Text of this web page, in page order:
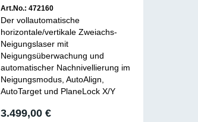
Art.No.: 472160
Der vollautomatische
horizontale/vertikale Zweiachs-
Neigungslaser mit
Neigungsüberwachung und
automatischer Nachnivellierung im
Neigungsmodus, AutoAlign,
AutoTarget und PlaneLock X/Y
3.499,00 €